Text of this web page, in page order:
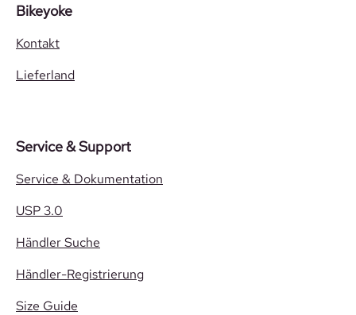
Bikeyoke
Kontakt
Lieferland
Service & Support
Service & Dokumentation
USP 3.0
Händler Suche
Händler-Registrierung
Size Guide